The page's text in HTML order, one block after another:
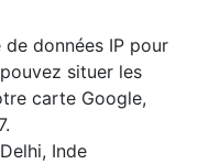
données IP pour
pouvez situer les
carte Google,
Inde